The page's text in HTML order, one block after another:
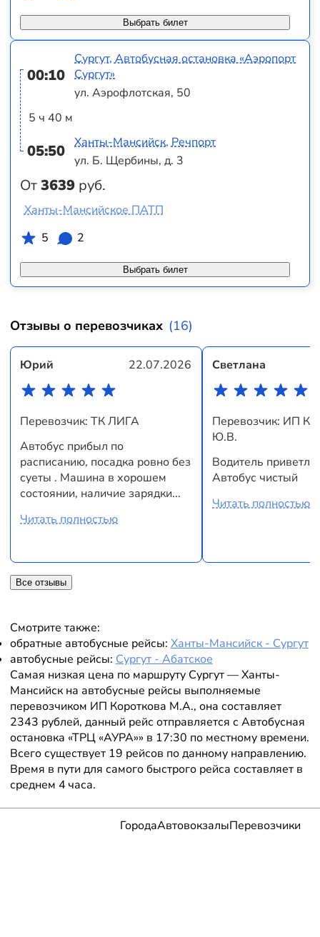
Выбрать билет
00:10
5 ч 40 м
05:50
От3639 руб.
Сургут, Автобусная остановка «Аэропорт
Сургут»
ул. Аэрофлотская, 50
Ханты-Мансийск, Речпорт
ул. Б. Щербины, д. 3
Выбрать билет
Ханты-Мансийское ПАТП
5
2
Отзывы о перевозчиках (16)
Юрий 22.07.2026
Перевозчик: ТК ЛИГА
Автобус прибыл по
расписанию, посадка ровно без
суеты . Машина в хорошем
состоянии, наличие зарядки...
Читать полностью
Светлана
Перевозчик: ИП
Ю.В.
Водитель
Автобус чистый
Читать полностью
Все отзывы
Смотрите также:
обратные автобусные рейсы: Ханты-Мансийск - Сургут
автобусные рейсы: Сургут - Абатское
Самая низкая цена по маршруту Сургут — Ханты-
Мансийск на автобусные рейсы выполняемые
перевозчиком ИП Короткова М.А., она составляет
2343 рублей, данный рейс отправляется с Автобусная
остановка «ТРЦ «АУРА»» в 17:30 по местному времени.
Всего существует 19 рейсов по данному направлению.
Время в пути для самого быстрого рейса составляет в
среднем 4 часа.
ГородаАвтовокзалыПеревозчики